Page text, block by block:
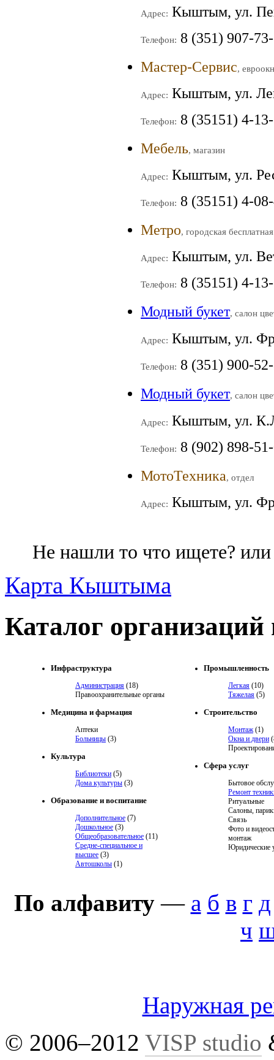
Адрес: Кыштым, ул.
Телефон: 8 (351) 907-
Мастер-Сервис,
Адрес: Кыштым, ул.
Телефон: 8 (35151) 4-
Мебель, магазин
Адрес: Кыштым, ул.
Телефон: 8 (35151) 4-
Метро, городская бесплатная
Адрес: Кыштым, ул.
Телефон: 8 (35151) 4-
Модный букет, салон
Адрес: Кыштым, ул.
Телефон: 8 (351) 900-
Модный букет, салон
Адрес: Кыштым, ул.
Телефон: 8 (902) 898-
МотоТехника, отдел
Адрес: Кыштым, ул.
Не нашли то что ищете?
Карта Кыштыма
Каталог
Инфраструктура
Администрация (18)
Правоохранительные органы
Медицина и фармация
Аптеки
Больницы (3)
Культура
Библиотеки (5)
Дома культуры (3)
Образование и воспитание
Дополнительное (7)
Дошкольное (3)
Общеобразовательное (11)
Средне-специальное и
высшее (3)
Автошколы (1)
Промышленность
Легкая (10)
Тяжелая (5)
Строительство
Монтаж(1)
Окна и двери
Сфера услуг
Бытовое
Ремонт
Ритуальные
Салоны,
Связь
Фото и
монтаж
Юридические
По алфавиту— а б в г д
ч
Наружная
© 2006–2012 VISP studio